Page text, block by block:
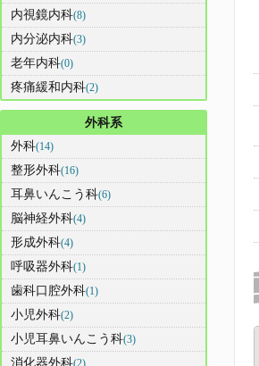
内視鏡内科(8)
内分泌内科(3)
老年内科(0)
疼痛緩和内科(2)
外科系
外科(14)
整形外科(16)
耳鼻いんこう科(6)
脳神経外科(4)
形成外科(4)
呼吸器外科(1)
歯科口腔外科(1)
小児外科(2)
小児耳鼻いんこう科(3)
消化器外科(2)